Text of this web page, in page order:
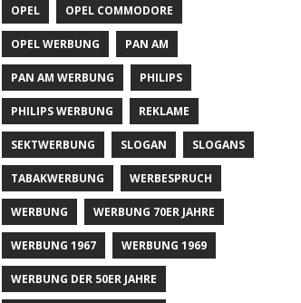
OPEL OPEL COMMODORE
OPEL WERBUNG PAN AM
PAN AM WERBUNG PHILIPS
PHILIPS WERBUNG REKLAME
SEKTWERBUNG SLOGAN SLOGANS
TABAKWERBUNG WERBESPRUCH
WERBUNG WERBUNG 70ER JAHRE
WERBUNG 1967 WERBUNG 1969
WERBUNG DER 50ER JAHRE